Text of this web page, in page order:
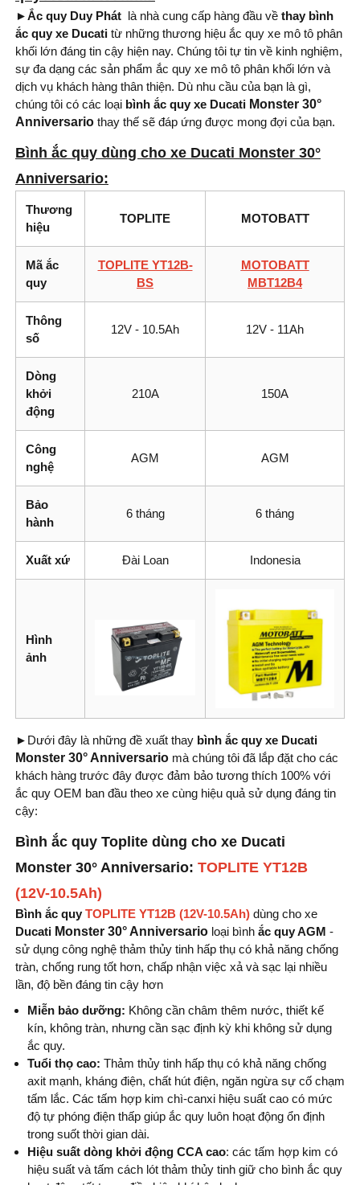
►Ắc quy Duy Phát là nhà cung cấp hàng đầu về thay bình
ắc quy xe Ducati từ những thương hiệu ắc quy xe mô tô phân
khối lớn đáng tin cậy hiện nay. Chúng tôi tự tin về kinh nghiệm,
sự đa dạng các sản phẩm ắc quy xe mô tô phân khối lớn và
dịch vụ khách hàng thân thiện. Dù nhu cầu của bạn là gì,
chúng tôi có các loại bình ắc quy xe Ducati Monster 30°
Anniversario thay thế sẽ đáp ứng được mong đợi của bạn.
Bình ắc quy dùng cho xe Ducati Monster 30°
Anniversario:
Thương
hiệu
TOPLITE MOTOBATT
Mã ắc
quy
TOPLITE YT12B-
BS
MOTOBATT
MBT12B4
Thông
số
12V - 10.5Ah 12V - 11Ah
Dòng
khởi
động
210A 150A
Công
nghệ
AGM AGM
Bảo
hành
6 tháng 6 tháng
Xuất xứ Đài Loan Indonesia
Hình
ảnh
► Dưới đây là những đề xuất thay bình ắc quy xe Ducati
Monster 30° Anniversario mà chúng tôi đã lắp đặt cho các
khách hàng trước đây được đảm bảo tương thích 100% với
ắc quy OEM ban đầu theo xe cùng hiệu quả sử dụng đáng tin
cậy:
Bình ắc quy Toplite dùng cho xe Ducati
Monster 30° Anniversario: TOPLITE YT12B
(12V-10.5Ah)
Bình ắc quy TOPLITE YT12B (12V-10.5Ah) dùng cho xe
Ducati Monster 30° Anniversario loại bình ắc quy AGM -
sử dụng công nghệ thảm thủy tinh hấp thụ có khả năng chống
tràn, chống rung tốt hơn, chấp nhận việc xả và sạc lại nhiều
lần, độ bền đáng tin cậy hơn
Miễn bảo dưỡng: Không cần châm thêm nước, thiết kế
kín, không tràn, nhưng cần sạc định kỳ khi không sử dụng
ắc quy.
Tuổi thọ cao: Thảm thủy tinh hấp thụ có khả năng chống
axit mạnh, kháng điện, chất hút điện, ngăn ngừa sự cố chạm
tấm lắc. Các tấm hợp kim chì-canxi hiệu suất cao có mức
độ tự phóng điện thấp giúp ắc quy luôn hoạt động ổn định
trong suốt thời gian dài.
Hiệu suất dòng khởi động CCA cao: các tấm hợp kim có
hiệu suất và tấm cách lót thảm thủy tinh giữ cho bình ắc quy